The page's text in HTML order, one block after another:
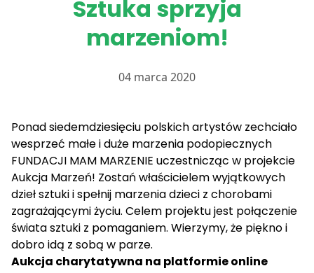
Sztuka sprzyja
marzeniom!
04 marca 2020
Ponad siedemdziesięciu polskich artystów zechciało
wesprzeć małe i duże marzenia podopiecznych
FUNDACJI MAM MARZENIE uczestnicząc w projekcie
Aukcja Marzeń! Zostań właścicielem wyjątkowych
dzieł sztuki i spełnij marzenia dzieci z chorobami
zagrażającymi życiu. Celem projektu jest połączenie
świata sztuki z pomaganiem. Wierzymy, że piękno i
dobro idą z sobą w parze.
Aukcja charytatywna na platformie online